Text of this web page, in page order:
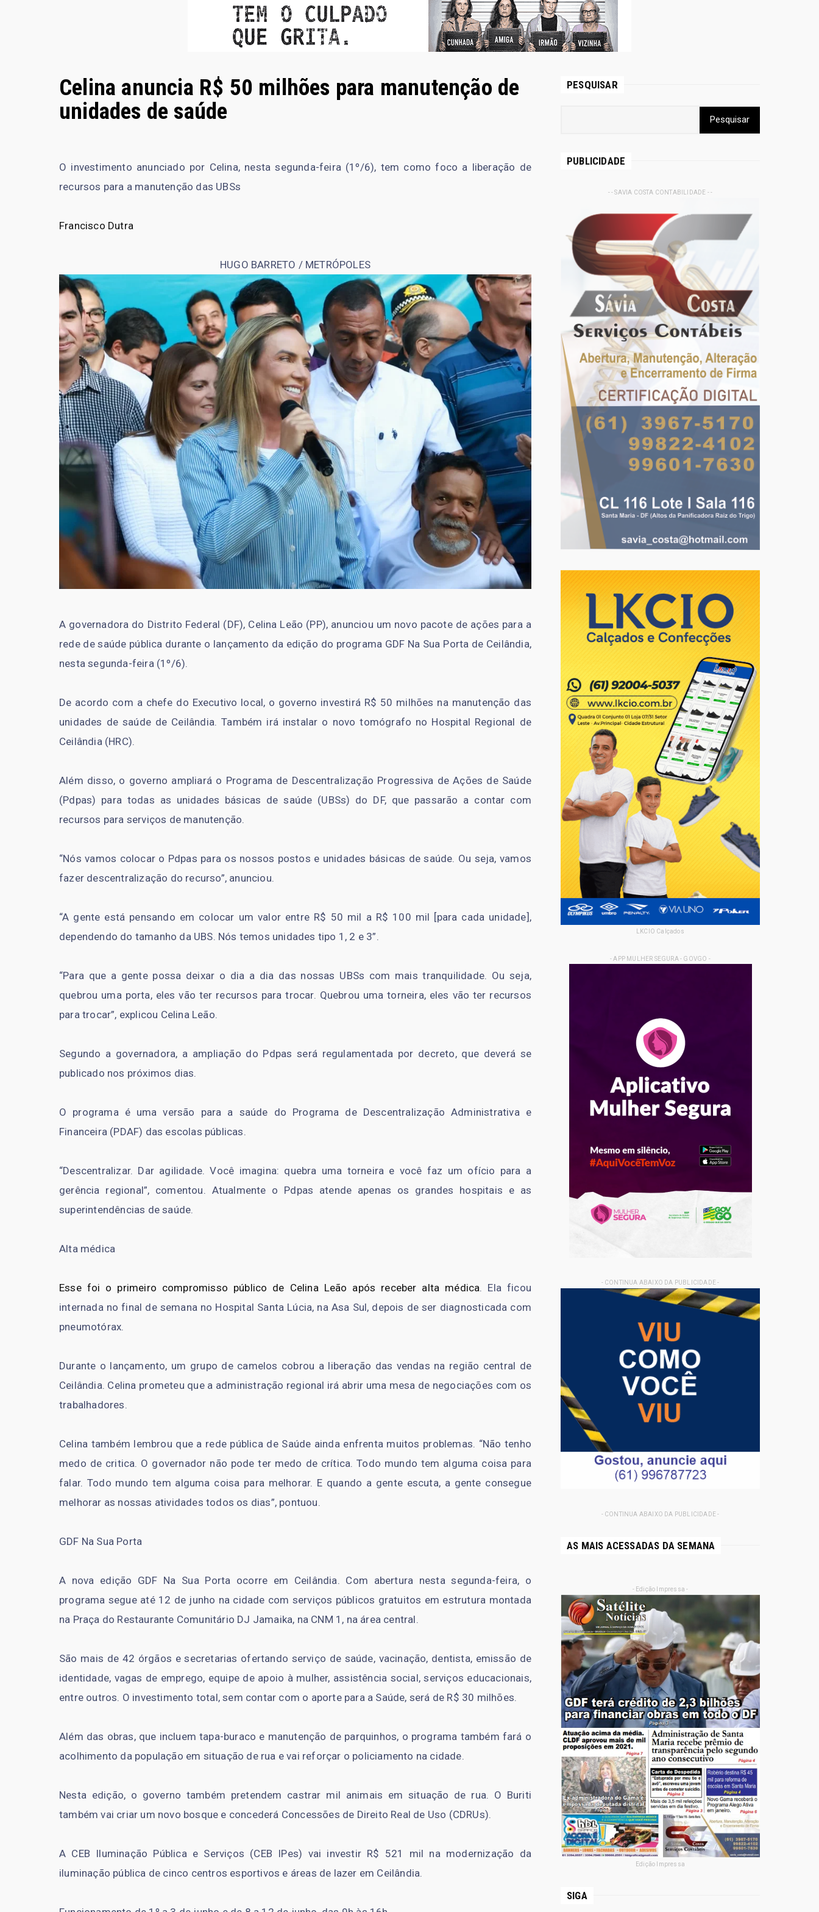
Celina anuncia R$ 50 milhões para manutenção de
unidades de saúde
O investimento anunciado por Celina, nesta segunda-feira (1º/6), tem como foco a liberação de
recursos para a manutenção das UBSs
Francisco Dutra
HUGO BARRETO / METRÓPOLES
A governadora do Distrito Federal (DF), Celina Leão (PP), anunciou um novo pacote de ações para a
rede de saúde pública durante o lançamento da edição do programa GDF Na Sua Porta de Ceilândia,
nesta segunda-feira (1º/6).
De acordo com a chefe do Executivo local, o governo investirá R$ 50 milhões na manutenção das
unidades de saúde de Ceilândia. Também irá instalar o novo tomógrafo no Hospital Regional de
Ceilândia (HRC).
Além disso, o governo ampliará o Programa de Descentralização Progressiva de Ações de Saúde
(Pdpas) para todas as unidades básicas de saúde (UBSs) do DF, que passarão a contar com
recursos para serviços de manutenção.
“Nós vamos colocar o Pdpas para os nossos postos e unidades básicas de saúde. Ou seja, vamos
fazer descentralização do recurso”, anunciou.
“A gente está pensando em colocar um valor entre R$ 50 mil a R$ 100 mil [para cada unidade],
dependendo do tamanho da UBS. Nós temos unidades tipo 1, 2 e 3”.
“Para que a gente possa deixar o dia a dia das nossas UBSs com mais tranquilidade. Ou seja,
quebrou uma porta, eles vão ter recursos para trocar. Quebrou uma torneira, eles vão ter recursos
para trocar”, explicou Celina Leão.
Segundo a governadora, a ampliação do Pdpas será regulamentada por decreto, que deverá se
publicado nos próximos dias.
O programa é uma versão para a saúde do Programa de Descentralização Administrativa e
Financeira (PDAF) das escolas públicas.
“Descentralizar. Dar agilidade. Você imagina: quebra uma torneira e você faz um ofício para a
gerência regional”, comentou. Atualmente o Pdpas atende apenas os grandes hospitais e as
superintendências de saúde.
Alta médica
Esse foi o primeiro compromisso público de Celina Leão após receber alta médica. Ela ficou
internada no final de semana no Hospital Santa Lúcia, na Asa Sul, depois de ser diagnosticada com
pneumotórax.
Durante o lançamento, um grupo de camelos cobrou a liberação das vendas na região central de
Ceilândia. Celina prometeu que a administração regional irá abrir uma mesa de negociações com os
trabalhadores.
Celina também lembrou que a rede pública de Saúde ainda enfrenta muitos problemas. “Não tenho
medo de critica. O governador não pode ter medo de crítica. Todo mundo tem alguma coisa para
falar. Todo mundo tem alguma coisa para melhorar. E quando a gente escuta, a gente consegue
melhorar as nossas atividades todos os dias”, pontuou.
GDF Na Sua Porta
A nova edição GDF Na Sua Porta ocorre em Ceilândia. Com abertura nesta segunda-feira, o
programa segue até 12 de junho na cidade com serviços públicos gratuitos em estrutura montada
na Praça do Restaurante Comunitário DJ Jamaika, na CNM 1, na área central.
São mais de 42 órgãos e secretarias ofertando serviço de saúde, vacinação, dentista, emissão de
identidade, vagas de emprego, equipe de apoio à mulher, assistência social, serviços educacionais,
entre outros. O investimento total, sem contar com o aporte para a Saúde, será de R$ 30 milhões.
Além das obras, que incluem tapa-buraco e manutenção de parquinhos, o programa também fará o
acolhimento da população em situação de rua e vai reforçar o policiamento na cidade.
Nesta edição, o governo também pretendem castrar mil animais em situação de rua. O Buriti
também vai criar um novo bosque e concederá Concessões de Direito Real de Uso (CDRUs).
A CEB Iluminação Pública e Serviços (CEB IPes) vai investir R$ 521 mil na modernização da
iluminação pública de cinco centros esportivos e áreas de lazer em Ceilândia.
PESQUISAR
PUBLICIDADE
- - SAVIA COSTA CONTABILIDADE - -
LKCIO Calçados
- APP MULHER SEGURA - GOVGO -
- CONTINUA ABAIXO DA PUBLICIDADE -
- CONTINUA ABAIXO DA PUBLICIDADE -
AS MAIS ACESSADAS DA SEMANA
- Edição Impressa -
Edição Impressa
SIGA